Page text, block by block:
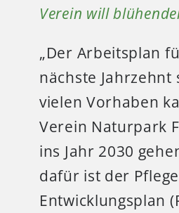
Verein will
„Der Arbeitsplan
nächste Jahrzehnt
vielen Vorhaben
Verein Naturpark
ins Jahr 2030
dafür ist der
Entwicklungsplan